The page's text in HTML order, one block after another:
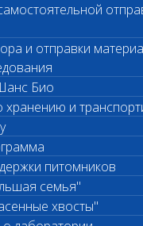
и отправки
Био
хранению и
питомников
семья"
хвосты"